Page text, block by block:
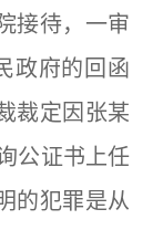
接待，一审
政府的回函
裁定因张某
公证书上任
的犯罪是从